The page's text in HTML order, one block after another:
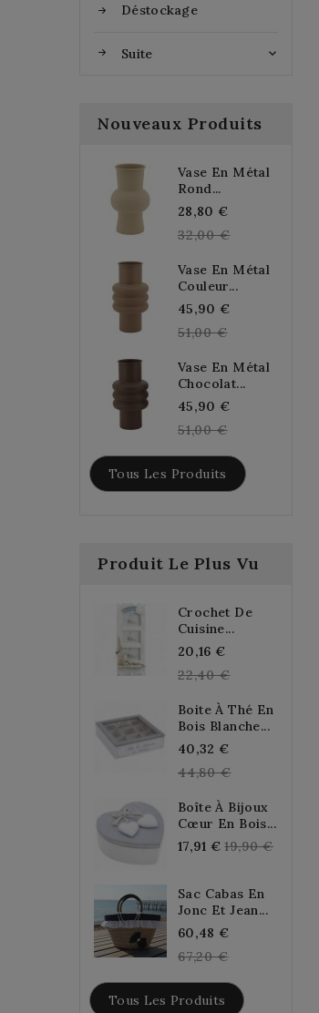
Déstockage
Suite 
Nouveaux Produits
Vase En Métal
Rond...
28,80 €
price
32,00 €
Vase En Métal
Couleur...
45,90 €
51,00 €
Vase En Métal
Chocolat...
45,90 €
51,00 €
Tous Les Produits
Produit Le Plus Vu
Crochet De
Cuisine...
20,16 €
price
22,40 €
Boite À Thé En
Bois Blanche...
40,32 €
price
44,80 €
Boîte À Bijoux
Cœur En Bois...
17,91 € Regular
19,90 €
Sac Cabas En
Jonc Et Jean...
60,48 €
price
67,20 €
Tous Les Produits